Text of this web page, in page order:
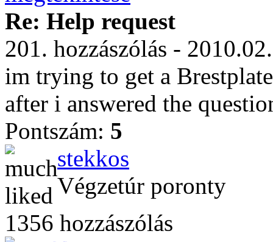
Re: Help request
201. hozzászólás -
im trying to get a
after i answered the
Pontszám: 5
stekkos
Végzetúr poronty
1356 hozzászólás